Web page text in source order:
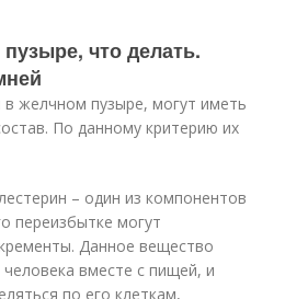
что делать.
желчном пузыре, могут иметь
По данному критерию их
– один из компонентов
переизбытке могут
Данное вещество
вместе с пищей, и
по его клеткам,